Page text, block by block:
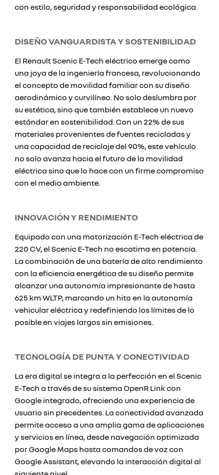
con estilo, seguridad y responsabilidad ecológica.
DISEÑO VANGUARDISTA Y SOSTENIBILIDAD
El Renault Scenic E-Tech eléctrico emerge como
una joya de la ingeniería francesa, revolucionando
el concepto de movilidad familiar con su diseño
aerodinámico y curvilíneo. No solo deslumbra por
su estética, sino que también establece un nuevo
estándar en sostenibilidad. Con un 22% de sus
materiales provenientes de fuentes recicladas y
una capacidad de reciclaje del 90%, este vehículo
no solo avanza hacia el futuro de la movilidad
eléctrica sino que lo hace con un firme compromiso
con el medio ambiente.
INNOVACIÓN Y RENDIMIENTO
Equipado con una motorización E-Tech eléctrica de
220 CV, el Scenic E-Tech no escatima en potencia.
La combinación de una batería de alto rendimiento
con la eficiencia energética de su diseño permite
alcanzar una autonomía impresionante de hasta
625 km WLTP, marcando un hito en la autonomía
vehicular eléctrica y redefiniendo los límites de lo
posible en viajes largos sin emisiones.
TECNOLOGÍA DE PUNTA Y CONECTIVIDAD
La era digital se integra a la perfección en el Scenic
E-Tech a través de su sistema OpenR Link con
Google integrado, ofreciendo una experiencia de
usuario sin precedentes. La conectividad avanzada
permite acceso a una amplia gama de aplicaciones
y servicios en línea, desde navegación optimizada
por Google Maps hasta comandos de voz con
Google Assistant, elevando la interacción digital al